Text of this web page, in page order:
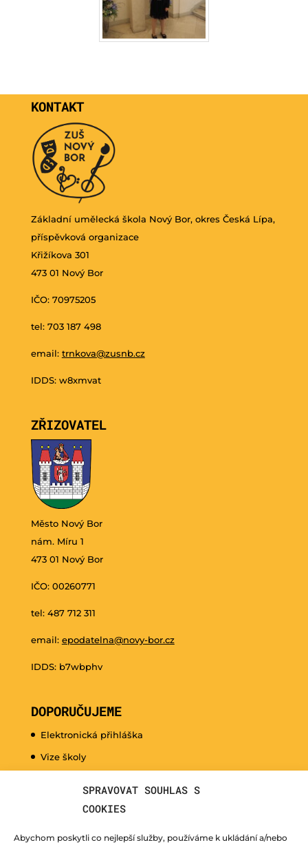
SPRAVOVAT SOUHLAS S
COOKIES
Abychom poskytli co nejlepší služby, používáme k ukládání a/nebo
KONTAKT
Základní umělecká škola Nový Bor, okres Česká Lípa,
příspěvková organizace
Křižíkova 301
473 01 Nový Bor
IČO: 70975205
tel: 703 187 498
email: trnkova@zusnb.cz
IDDS: w8xmvat
ZŘIZOVATEL
Město Nový Bor
nám. Míru 1
473 01 Nový Bor
IČO: 00260771
tel: 487 712 311
email: epodatelna@novy-bor.cz
IDDS: b7wbphv
DOPORUČUJEME
Elektronická přihláška
Vize školy